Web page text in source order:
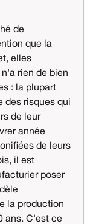
de
que la
elles
rien de bien
: la plupart
des risques qui
de leur
année
de leurs
il est
poser
la production
ans. C'est ce